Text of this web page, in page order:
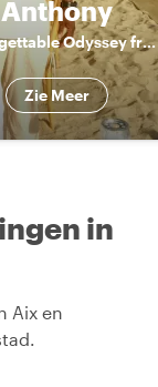
Anthony
Unforgettable Odyssey from a third perspective. Unforgettable.
Zie Meer
in
Aix en